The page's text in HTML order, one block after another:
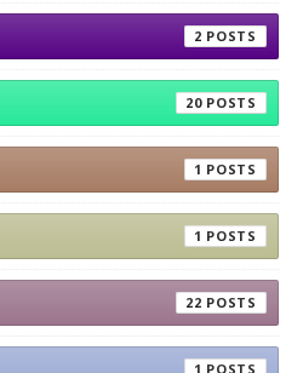
2
20
1
1
22
1